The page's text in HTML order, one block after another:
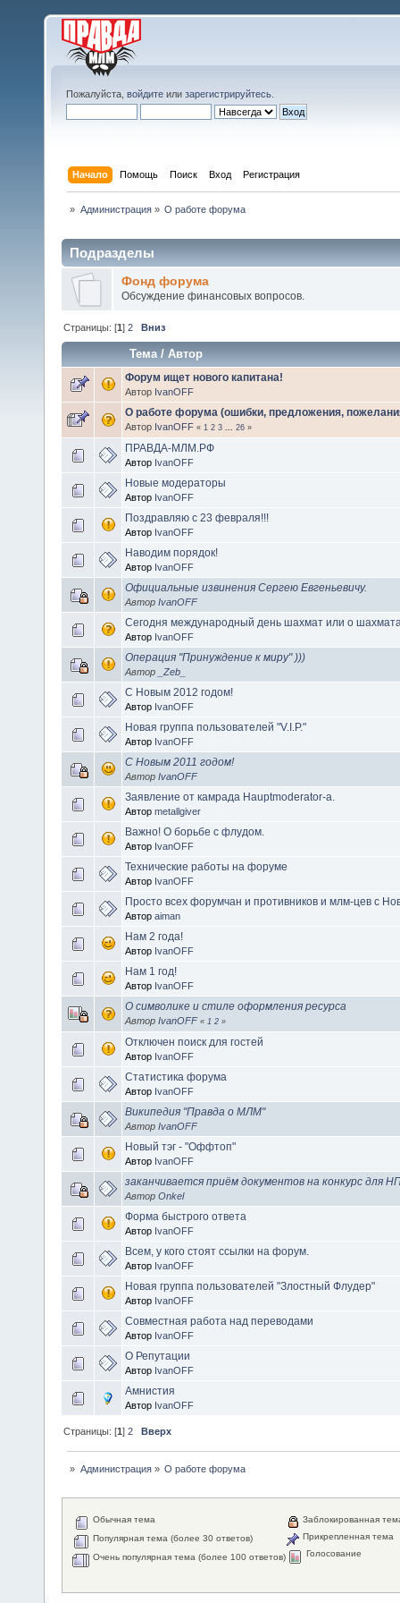
Пожалуйста, войдите или зарегистрируйтесь
Начало Помощь Поиск Вход Регистрация
» Администрация» О работе форума
Подразделы
Фонд форума
Обсуждение финансовых вопросов.
Страницы: [1]2 Вниз
Тема/Автор
Форум ищет нового капитана!
Автор IvanOFF
О работе форума (ошибки, предложения,
Автор IvanOFF « 1 2 3 ... 26 »
ПРАВДА-МЛМ.РФ
Автор IvanOFF
Новые модераторы
Автор IvanOFF
Поздравляю с 23 февраля!!!
Автор IvanOFF
Наводим порядок!
Автор IvanOFF
Официальные извинения Сергею Евгеньевичу.
Автор IvanOFF
Сегодня международный день шахмат или о
Автор IvanOFF
Операция "Принуждение к миру" )))
Автор _Zeb_
С Новым 2012 годом!
Автор IvanOFF
Новая группа пользователей "V.I.P."
Автор IvanOFF
С Новым 2011 годом!
Автор IvanOFF
Заявление от камрада Hauptmoderator-а.
Автор metallgiver
Важно! О борьбе с флудом.
Автор IvanOFF
Технические работы на форуме
Автор IvanOFF
Просто всех форумчан и противников и млм-цев с
Автор aiman
Нам 2 года!
Автор IvanOFF
Нам 1 год!
Автор IvanOFF
О символике и стиле оформления ресурса
Автор IvanOFF « 1 2 »
Отключен поиск для гостей
Автор IvanOFF
Статистика форума
Автор IvanOFF
Википедия "Правда о МЛМ"
Автор IvanOFF
Новый тэг - "Оффтоп"
Автор IvanOFF
заканчивается приём документов на конкурс для
Автор Onkel
Форма быстрого ответа
Автор IvanOFF
Всем, у кого стоят ссылки на форум.
Автор IvanOFF
Новая группа пользователей "Злостный Флудер"
Автор IvanOFF
Совместная работа над переводами
Автор IvanOFF
О Репутации
Автор IvanOFF
Амнистия
Автор IvanOFF
Страницы: [1]2 Вверх
» Администрация» О работе форума
Обычная тема
Популярная тема (более 30 ответов)
Очень популярная тема (более 100 ответов)
Заблокированная
Прикрепленная тема
Голосование